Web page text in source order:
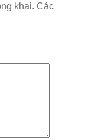
khai. Các